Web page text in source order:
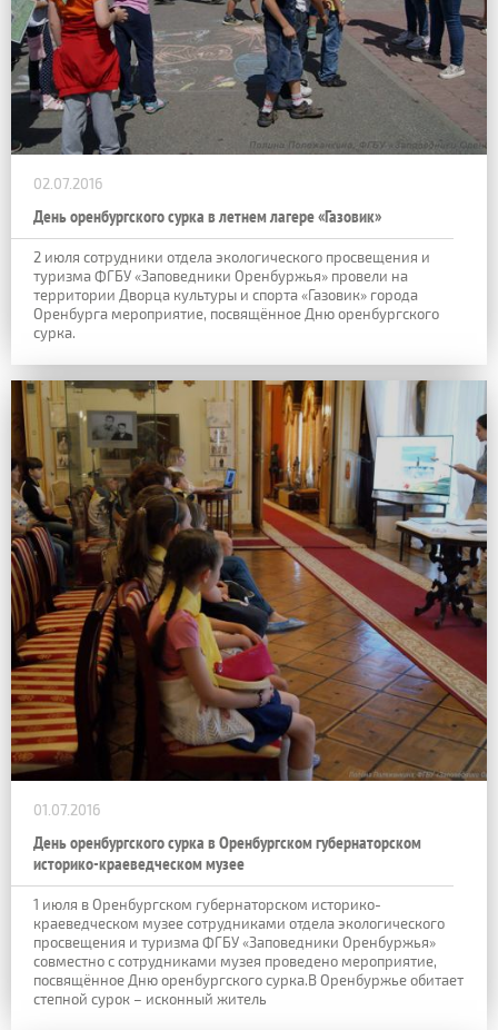
02.07.2016
День оренбургского сурка в летнем лагере «Газовик»
2 июля сотрудники отдела экологического просвещения и
туризма ФГБУ «Заповедники Оренбуржья» провели на
территории Дворца культуры и спорта «Газовик» города
Оренбурга мероприятие, посвящённое Дню оренбургского
сурка.
01.07.2016
День оренбургского сурка в Оренбургском губернаторском
историко-краеведческом музее
1 июля в Оренбургском губернаторском историко-
краеведческом музее сотрудниками отдела экологического
просвещения и туризма ФГБУ «Заповедники Оренбуржья»
совместно с сотрудниками музея проведено мероприятие,
посвящённое Дню оренбургского сурка.В Оренбуржье обитает
степной сурок – исконный житель